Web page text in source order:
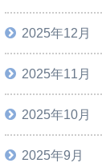
2025年12月
2025年11月
2025年10月
2025年9月